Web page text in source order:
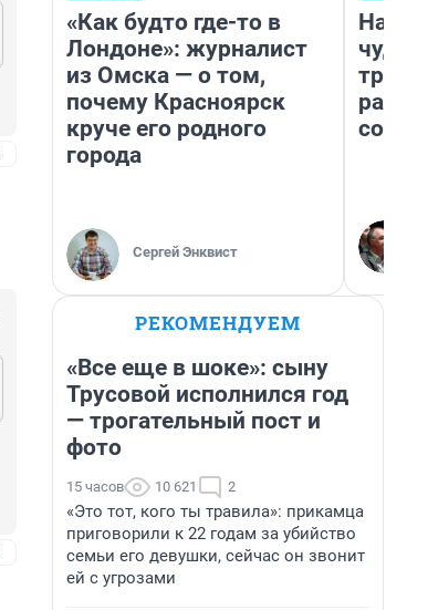
«Как будто где-то в
Лондоне»: журналист
из Омска — о том,
почему Красноярск
круче его родного
города
Сергей Энквист
РЕКОМЕНДУЕМ
«Все еще в шоке»: сыну
Трусовой исполнился год
— трогательный пост и
фото
15 часов 10 621 2
«Это тот, кого ты травила»: прикамца
приговорили к 22 годам за убийство
семьи его девушки, сейчас он звонит
ей с угрозами